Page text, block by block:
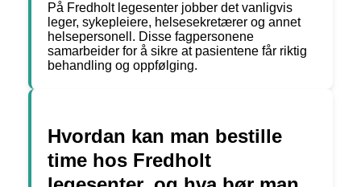
På Fredholt legesenter jobber det vanligvis
leger, sykepleiere, helsesekretærer og annet
helsepersonell. Disse fagpersonene
samarbeider for å sikre at pasientene får riktig
behandling og oppfølging.
Hvordan kan man bestille
time hos Fredholt